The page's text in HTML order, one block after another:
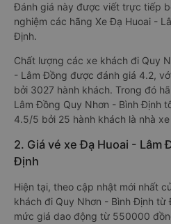
Đánh giá này được viết trực tiếp
nghiệm các hãng Xe Đạ Huoai -
Định.
Chất lượng các xe khách đi Quy
- Lâm Đồng được đánh giá 4.2,
bởi 3027 hành khách. Trong đó
Lâm Đồng Quy Nhơn - Bình Định
4.5/5 bởi 25 hành khách là nhà xe
2. Giá vé xe Đạ Huoai - Lâm
Định
Hiện tại, theo cập nhật mới nhất
khách đi Quy Nhơn - Bình Định
mức giá dao động từ 550000